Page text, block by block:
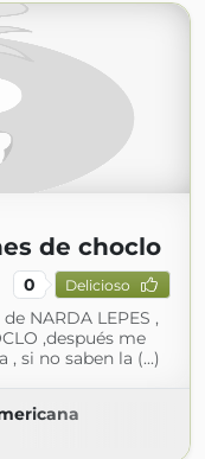
de choclo
0 Delicioso
NARDA LEPES ,
,después me
si no saben la (...)